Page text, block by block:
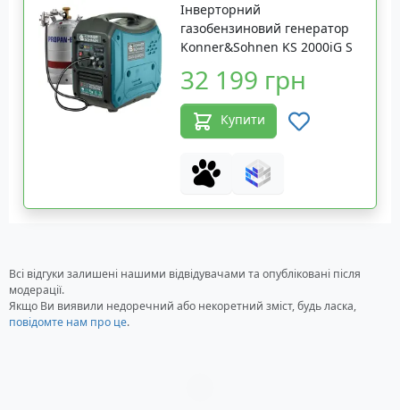
Інверторний
газобензиновий генератор
Konner&Sohnen KS 2000iG S
32 199 грн
Купити
Всі відгуки залишені нашими відвідувачами та опубліковані після
модерації.
Якщо Ви виявили недоречний або некоретний зміст, будь ласка,
повідомте нам про це.